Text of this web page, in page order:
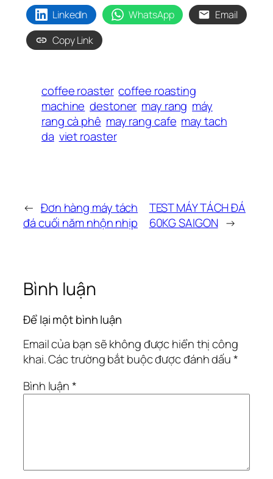
LinkedIn
WhatsApp
Email
Copy Link
coffee roaster coffee roasting
machine destoner may rang máy
rang cà phê may rang cafe may tach
da viet roaster
← Đơn hàng máy tách
đá cuối năm nhộn nhịp
TEST MÁY TÁCH ĐÁ
60KG SAIGON →
Bình luận
Để lại một bình luận
Email của bạn sẽ không được hiển thị công
khai.Các trường bắt buộc được đánh dấu*
Bình luận*